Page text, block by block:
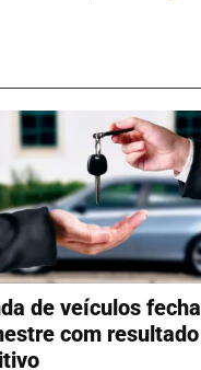
de veículos fecha
com resultado